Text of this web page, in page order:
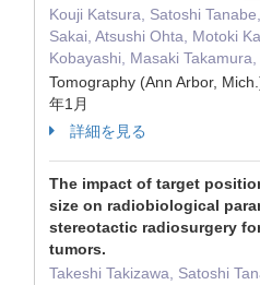
Kouji Katsura, Satoshi
Sakai, Atsushi Ohta, Motoki
Kobayashi, Masaki
Tomography (Ann Arbor,
年1月
詳細を見る
The impact of target
size on radiobiological
stereotactic radiosurgery
tumors.
Takeshi Takizawa, Satoshi